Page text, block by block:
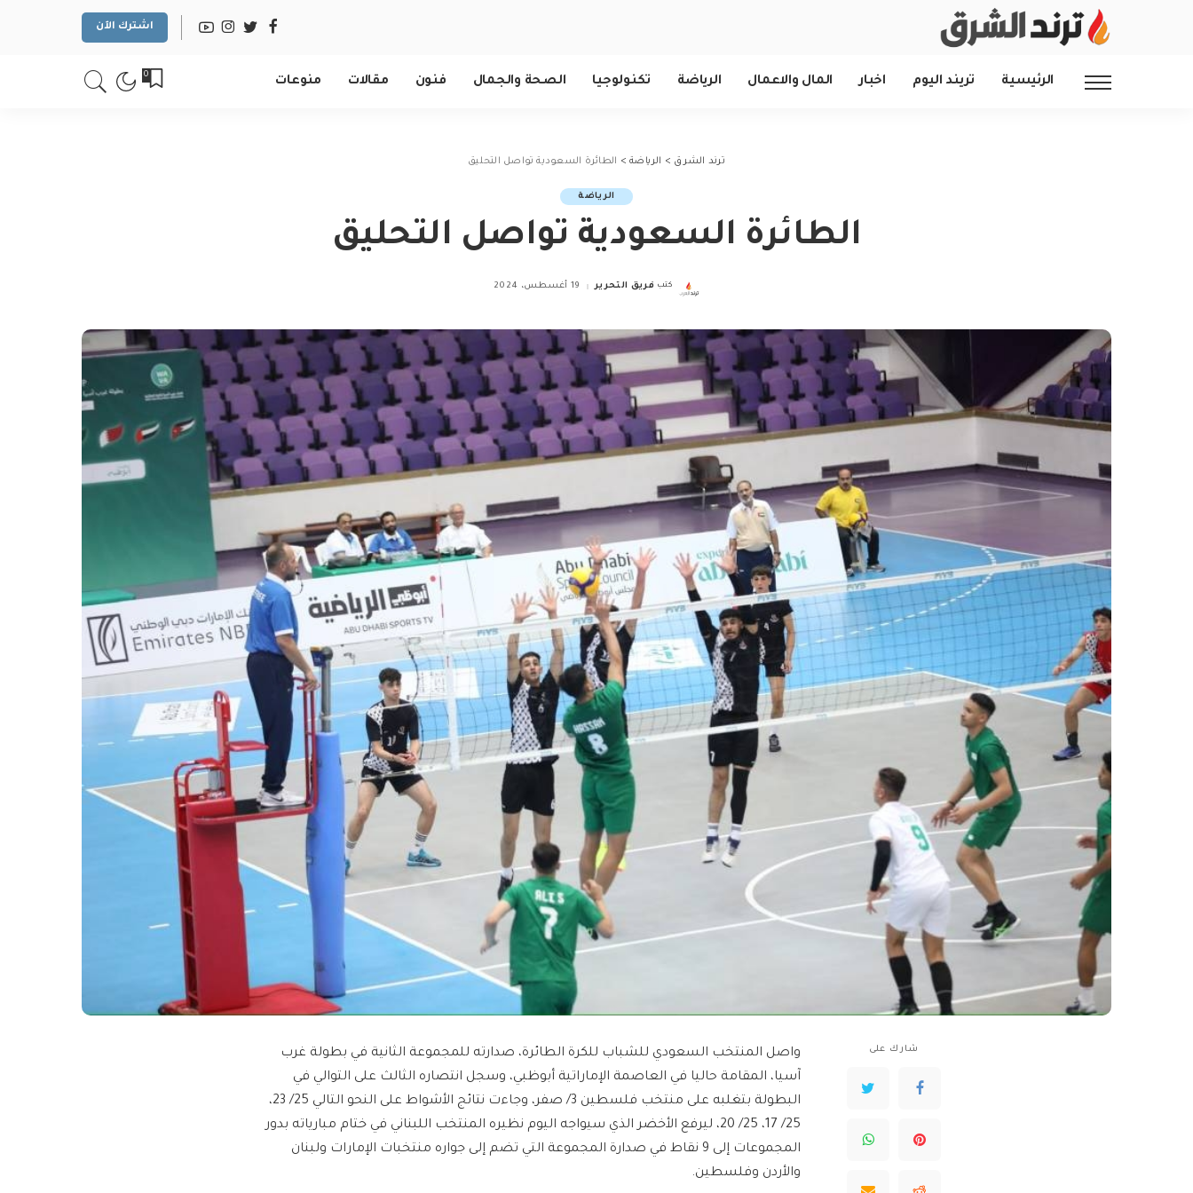
اشترك الآن
الرئيسية تريند اليوم اخبار المال والاعمال الرياضة تكنولوجيا الصحة والجمال فنون مقالات منوعات 0
ترند الشرق > الرياضة> الطائرة السعودية تواصل التحليق
الرياضة
الطائرة السعودية تواصل التحليق
Posted
كتب فريق التحرير 19 أغسطس، 2024
شارك على
واصل المنتخب السعودي للشباب للكرة الطائرة، صدارته للمجموعة الثانية في بطولة غرب
آسيا، المقامة حاليا في العاصمة الإماراتية أبوظبي، وسجل انتصاره الثالث على التوالي في
البطولة بتغلبه على منتخب فلسطين 3/ صفر، وجاءت نتائج الأشواط على النحو التالي 25/ 23،
25/ 17، 25/ 20، ليرفع الأخضر الذي سيواجه اليوم نظيره المنتخب اللبناني في ختام مبارياته بدور
المجموعات إلى 9 نقاط في صدارة المجموعة التي تضم إلى جواره منتخبات الإمارات ولبنان
والأردن وفلسطين.